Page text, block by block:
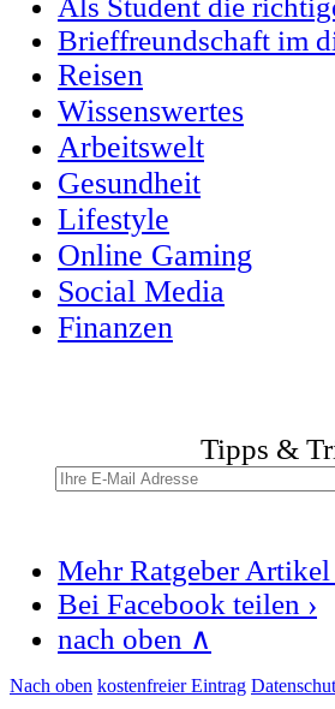
Als Student die
Brieffreundschaft im
Reisen
Wissenswertes
Arbeitswelt
Gesundheit
Lifestyle
Online Gaming
Social Media
Finanzen
Tipps &
Mehr Ratgeber Artikel
Bei Facebook teilen ›
nach oben ∧
Nach oben kostenfreier Eintrag